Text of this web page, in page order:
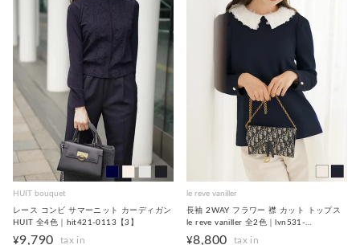
HUIT bouquet
レース コンビ サマーニット カーディガン
HUIT 全4色｜hit421-0113【3】
¥9,790
le reve vaniller
長袖 2WAY フラワー 襟 カット トップス
le reve vaniller 全2色｜lvn531-
2275【1】
¥8,800